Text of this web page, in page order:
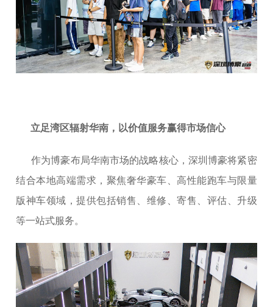
立足湾区辐射华南，以价值服务赢得市场信心
作为博豪布局华南市场的战略核心，深圳博豪将紧密
结合本地高端需求，聚焦奢华豪车、高性能跑车与限量
版神车领域，提供包括销售、维修、寄售、评估、升级
等一站式服务。